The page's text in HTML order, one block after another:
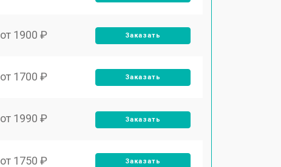
от 1900 ₽ Заказать
от 1700 ₽ Заказать
от 1990 ₽ Заказать
от 1750 ₽ Заказать